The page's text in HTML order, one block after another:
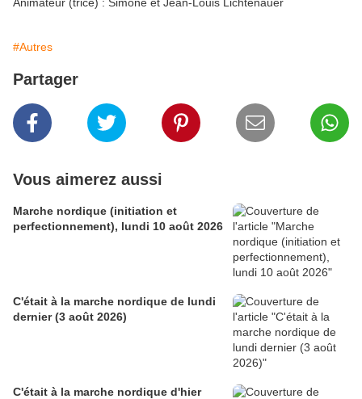
#Autres
Partager
Vous aimerez aussi
Marche nordique (initiation et
perfectionnement), lundi 10 août 2026
C'était à la marche nordique de lundi
dernier (3 août 2026)
C'était à la marche nordique d'hier